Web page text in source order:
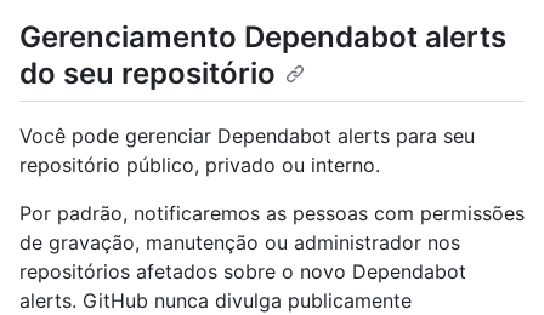
Gerenciamento Dependabot alerts
do seu repositório
Você pode gerenciar Dependabot alerts para seu
repositório público, privado ou interno.
Por padrão, notificaremos as pessoas com permissões
de gravação, manutenção ou administrador nos
repositórios afetados sobre o novo Dependabot
alerts. GitHub nunca divulga publicamente